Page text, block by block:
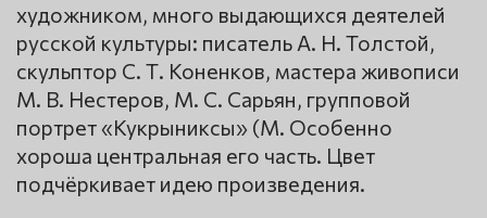
художником, много выдающихся деятелей
русской культуры: писатель А. Н. Толстой,
скульптор С. Т. Коненков, мастера живописи
М. В. Нестеров, М. С. Сарьян, групповой
портрет «Кукрыниксы» (М. Особенно
хороша центральная его часть. Цвет
подчёркивает идею произведения.